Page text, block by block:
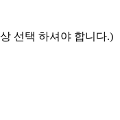
선택 하셔야 합니다.)